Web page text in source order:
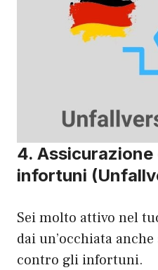
4.
infortuni
Sei molto attivo nel
dai un’occhiata
contro gli infortuni.